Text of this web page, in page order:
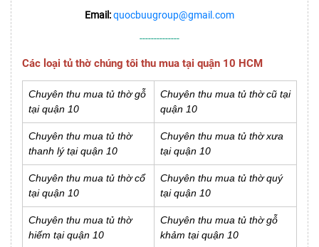
Email:quocbuugroup@gmail.com
--------------
Các loại tủ thờ chúng tôi thu mua tại quận 10 HCM
Chuyên thu mua tủ thờ gỗ
tại quận 10
Chuyên thu mua tủ thờ cũ tại
quận 10
Chuyên thu mua tủ thờ
thanh lý tại quận 10
Chuyên thu mua tủ thờ xưa
tại quận 10
Chuyên thu mua tủ thờ cổ
tại quận 10
Chuyên thu mua tủ thờ quý
tại quận 10
Chuyên thu mua tủ thờ
hiếm tại quận 10
Chuyên thu mua tủ thờ gỗ
khảm tại quận 10